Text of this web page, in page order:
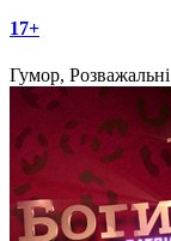
17+
Гумор,